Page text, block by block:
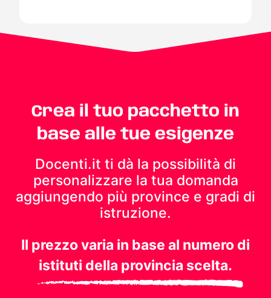
Crea il tuo pacchetto in
base alle tue esigenze
Docenti.it ti dà la possibilità di
personalizzare la tua domanda
aggiungendo più province e gradi di
istruzione.
Il prezzo varia in base al numero di
istituti della provincia scelta.